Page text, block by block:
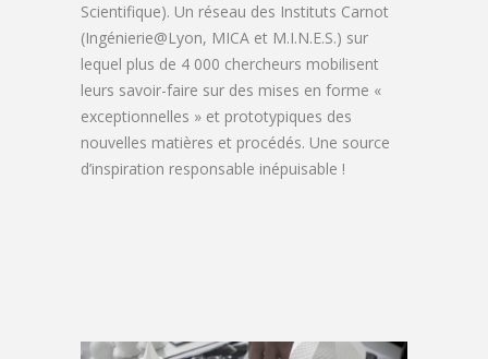
Scientifique). Un réseau des Instituts Carnot
(Ingénierie@Lyon, MICA et M.I.N.E.S.) sur
lequel plus de 4 000 chercheurs mobilisent
leurs savoir-faire sur des mises en forme «
exceptionnelles » et prototypiques des
nouvelles matières et procédés. Une source
d’inspiration responsable inépuisable !